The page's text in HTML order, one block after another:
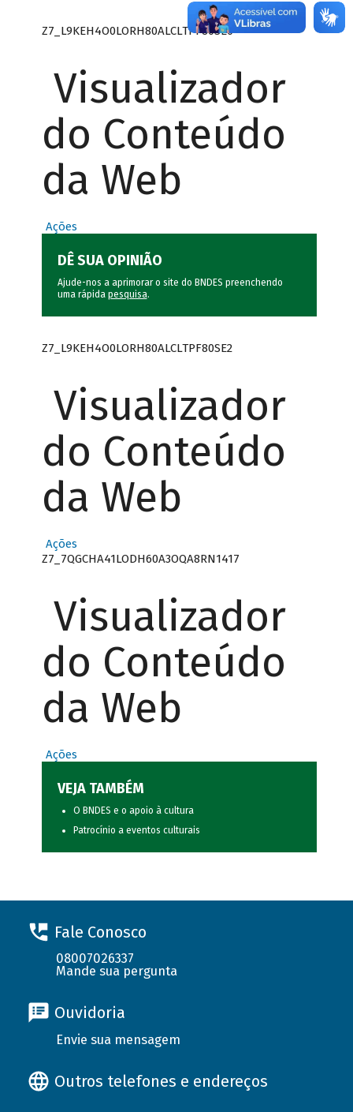
Z7_L9KEH4O0LORH80ALCLTPF80SE0
Visualizador
do Conteúdo
da Web
Ações
DÊ SUA OPINIÃO
Ajude-nos a aprimorar o site do BNDES preenchendo
uma rápida pesquisa.
Z7_L9KEH4O0LORH80ALCLTPF80SE2
Visualizador
do Conteúdo
da Web
Ações
Z7_7QGCHA41LODH60A3OQA8RN1417
Visualizador
do Conteúdo
da Web
Ações
VEJA TAMBÉM
O BNDES e o apoio à cultura
Patrocínio a eventos culturais
Fale Conosco
08007026337
Mande sua pergunta
Ouvidoria
Envie sua mensagem
Outros telefones e endereços